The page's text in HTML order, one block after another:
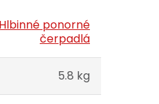
Hlbinné ponorné
čerpadlá
5.8 kg